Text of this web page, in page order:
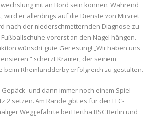
mit an Bord sein können. Während
wird er allerdings auf die Dienste von Mirvret
nach der niederschmetternden Diagnose zu
vorerst an den Nagel hängen.
wünscht gute Genesung! „Wir haben uns
“ scherzt Krämer, der seinem
Rheinlandderby erfolgreich zu gestalten.
-und dann immer noch einem Spiel
setzen. Am Rande gibt es für den FFC-
Weggefährte bei Hertha BSC Berlin und